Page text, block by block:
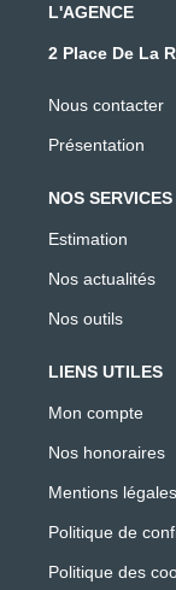
L'AGENCE
2 Place De La
Nous contacter
Présentation
NOS SERVICES
Estimation
Nos actualités
Nos outils
LIENS UTILES
Mon compte
Nos honoraires
Mentions légales
Politique de
Politique des